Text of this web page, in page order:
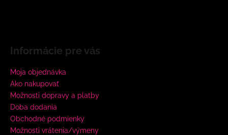
Informácie pre vás
Moja objednávka
Ako nakupovať
Možnosti dopravy a platby
Doba dodania
Obchodné podmienky
Možnosti vrátenia/výmeny